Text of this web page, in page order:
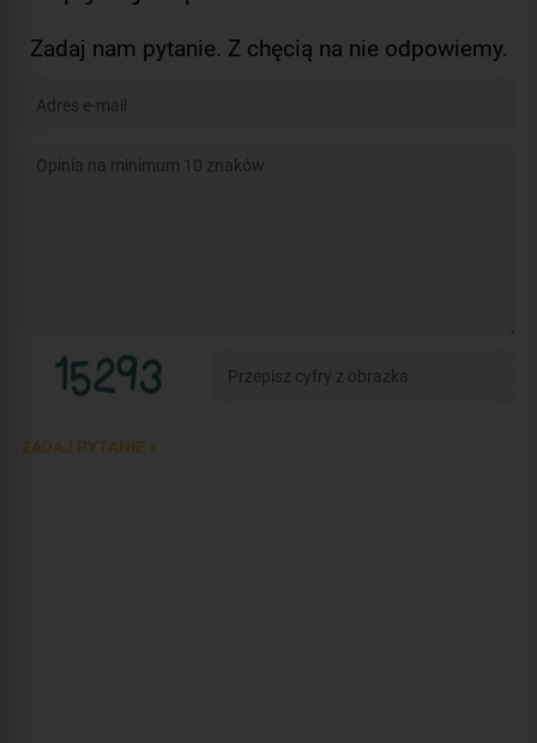
Zadaj nam pytanie. Z chęcią na nie odpowiemy.
ZADAJ PYTANIE >